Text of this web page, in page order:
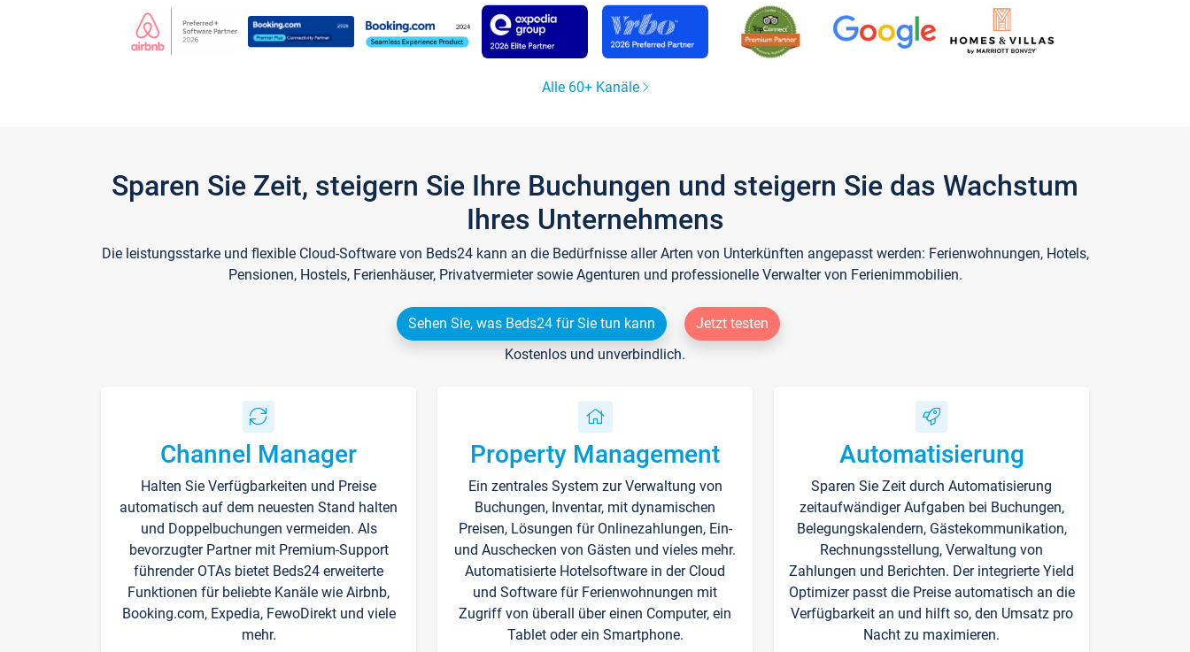
Alle 60+ Kanäle
Sparen Sie Zeit, steigern Sie Ihre Buchungen und steigern Sie das Wachstum
Ihres Unternehmens
Die leistungsstarke und flexible Cloud-Software von Beds24 kann an die Bedürfnisse aller Arten von Unterkünften angepasst werden: Ferienwohnungen, Hotels,
Pensionen, Hostels, Ferienhäuser, Privatvermieter sowie Agenturen und professionelle Verwalter von Ferienimmobilien.
Sehen Sie, was Beds24 für Sie tun kann
Jetzt testen
Kostenlos und unverbindlich.
Channel Manager
Halten Sie Verfügbarkeiten und Preise
automatisch auf dem neuesten Stand halten
und Doppelbuchungen vermeiden. Als
bevorzugter Partner mit Premium-Support
führender OTAs bietet Beds24 erweiterte
Funktionen für beliebte Kanäle wie Airbnb,
Booking.com, Expedia, FewoDirekt und viele
mehr.
Property Management
Ein zentrales System zur Verwaltung von
Buchungen, Inventar, mit dynamischen
Preisen, Lösungen für Onlinezahlungen, Ein-
und Auschecken von Gästen und vieles mehr.
Automatisierte Hotelsoftware in der Cloud
und Software für Ferienwohnungen mit
Zugriff von überall über einen Computer, ein
Tablet oder ein Smartphone.
Automatisierung
Sparen Sie Zeit durch Automatisierung
zeitaufwändiger Aufgaben bei Buchungen,
Belegungskalendern, Gästekommunikation,
Rechnungsstellung, Verwaltung von
Zahlungen und Berichten. Der integrierte Yield
Optimizer passt die Preise automatisch an die
Verfügbarkeit an und hilft so, den Umsatz pro
Nacht zu maximieren.